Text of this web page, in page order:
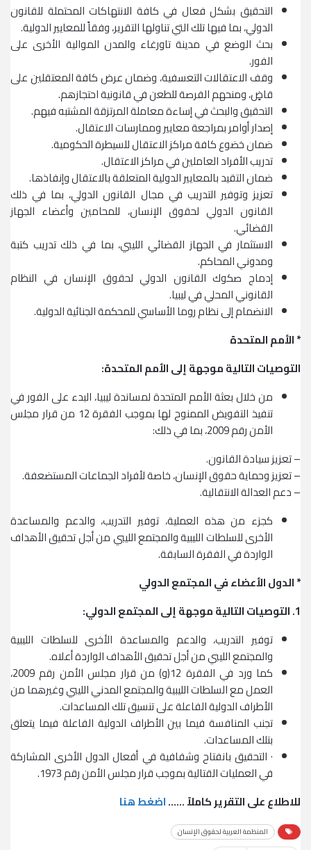
التحقيق بشكل فعال في كافة الانتهاكات المحتملة للقانون
الدولي، بما فيها تلك التي تناولها التقرير، وفقاً للمعايير الدولية.
بحث الوضع في مدينة تاورغاء والمدن الموالية الأخرى على
الفور.
وقف الاعتقالات التعسفية، وضمان عرض كافة المعتقلين على
قاضٍ، ومنحهم الفرصة للطعن في قانونية احتجازهم.
التحقيق والبحث في إساءة معاملة المرتزقة المشتبه فيهم.
إصدار أوامر بمراجعة معايير وممارسات الاعتقال.
ضمان خضوع كافة مراكز الاعتقال للسيطرة الحكومية.
تدريب الأفراد العاملين في مراكز الاعتقال.
ضمان التقيد بالمعايير الدولية المتعلقة بالاعتقال وإنفاذها.
تعزيز وتوفير التدريب في مجال القانون الدولي، بما في ذلك
القانون الدولي لحقوق الإنسان، للمحامين وأعضاء الجهاز
القضائي.
الاستثمار في الجهاز القضائي الليبي، بما في ذلك تدريب كتبة
ومدوني المحاكم.
إدماج صكوك القانون الدولي لحقوق الإنسان في النظام
القانوني المحلي في ليبيا.
الانضمام إلى نظام روما الأساسي للمحكمة الجنائية الدولية.
* الأمم المتحدة
التوصيات التالية موجهة إلى الأمم المتحدة:
من خلال بعثة الأمم المتحدة لمساندة ليبيا، البدء على الفور في
تنفيذ التفويض الممنوح لها بموجب الفقرة 12 من قرار مجلس
الأمن رقم 2009، بما في ذلك:
– تعزيز سيادة القانون.
– تعزيز وحماية حقوق الإنسان، خاصة لأفراد الجماعات المستضعفة.
– دعم العدالة الانتقالية.
كجزء من هذه العملية، توفير التدريب، والدعم والمساعدة
الأخرى للسلطات الليبية والمجتمع الليبي من أجل تحقيق الأهداف
الواردة في الفقرة السابقة.
* الدول الأعضاء في المجتمع الدولي
1. التوصيات التالية موجهة إلى المجتمع الدولي:
توفير التدريب، والدعم والمساعدة الأخرى للسلطات الليبية
والمجتمع الليبي من أجل تحقيق الأهداف الواردة أعلاه.
كما ورد في الفقرة 12(و) من قرار مجلس الأمن رقم 2009،
العمل مع السلطات الليبية والمجتمع المدني الليبي وغيرهما من
الأطراف الدولية الفاعلة على تنسيق تلك المساعدات.
تجنب المنافسة فيما بين الأطراف الدولية الفاعلة فيما يتعلق
بتلك المساعدات.
· التحقيق بانفتاح وشفافية في أفعال الدول الأخرى المشاركة
في العمليات القتالية بموجب قرار مجلس الأمن رقم 1973.
للاطلاع على التقرير كاملاً ……اضغط هنا
المنظمة العربية لحقوق الإنسان